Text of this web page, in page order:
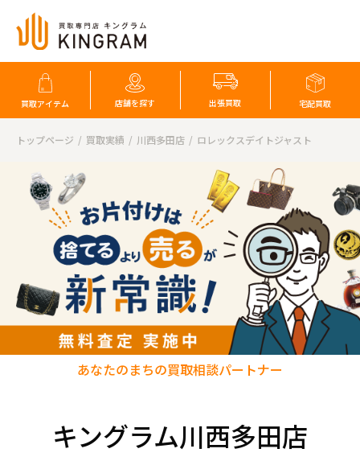
買取アイテム 店舗を探す 出張買取 宅配買取
トップページ 買取実績 川西多田店 ロレックスデイトジャスト
キングラム川西多田店
あなたのまちの買取相談パートナー